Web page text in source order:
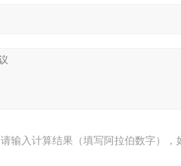
请输入计算结果（填写阿拉伯数字），